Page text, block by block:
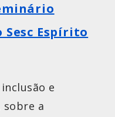
Espírito
e
sobre a